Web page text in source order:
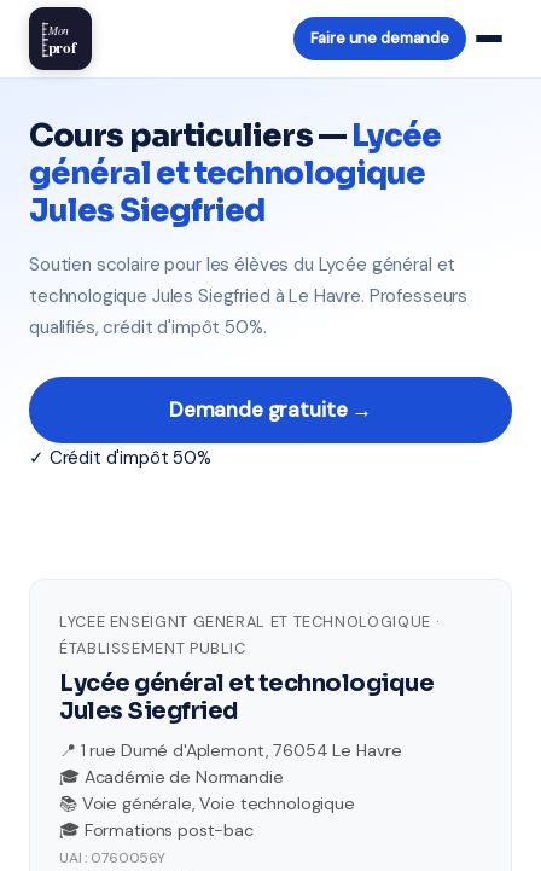
Mon
prof Faire une demande
Cours particuliers —Lycée
général et technologique
Jules Siegfried
Soutien scolaire pour les élèves du Lycée général et
technologique Jules Siegfried à Le Havre. Professeurs
qualifiés, crédit d'impôt 50%.
Demande gratuite →
✓ Crédit d'impôt 50%
LYCEE ENSEIGNT GENERAL ET TECHNOLOGIQUE ·
ÉTABLISSEMENT PUBLIC
Lycée général et technologique
Jules Siegfried
📍 1 rue Dumé d'Aplemont, 76054 Le Havre
🎓 Académie de Normandie
📚 Voie générale, Voie technologique
🎓 Formations post-bac
UAI : 0760056Y